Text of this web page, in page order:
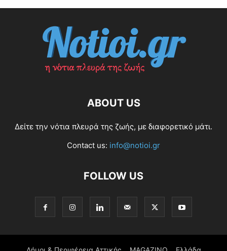
ABOUT US
Δείτε την νότια πλευρά της ζωής, με διαφορετικό μάτι.
Contact us: info@notioi.gr
FOLLOW US